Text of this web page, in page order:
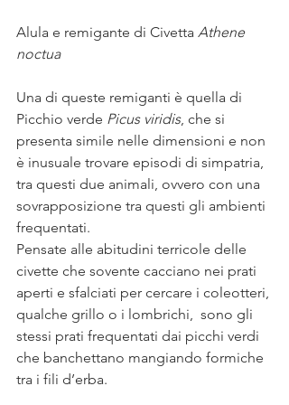
Alula e remigante di Civetta Athene
noctua
Una di queste remiganti è quella di
Picchio verde Picus viridis, che si
presenta simile nelle dimensioni e non
è inusuale trovare episodi di simpatria,
tra questi due animali, ovvero con una
sovrapposizione tra questi gli ambienti
frequentati.
Pensate alle abitudini terricole delle
civette che sovente cacciano nei prati
aperti e sfalciati per cercare i coleotteri,
qualche grillo o i lombrichi,  sono gli
stessi prati frequentati dai picchi verdi
che banchettano mangiando formiche
tra i fili d’erba.